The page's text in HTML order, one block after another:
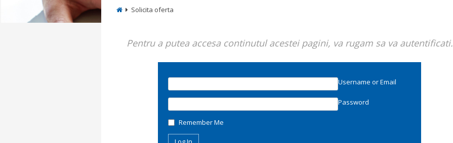
Solicita oferta
Pentru a putea accesa continutul acestei pagini, va rugam sa va autentificati.
Username or Email
Password
Remember Me